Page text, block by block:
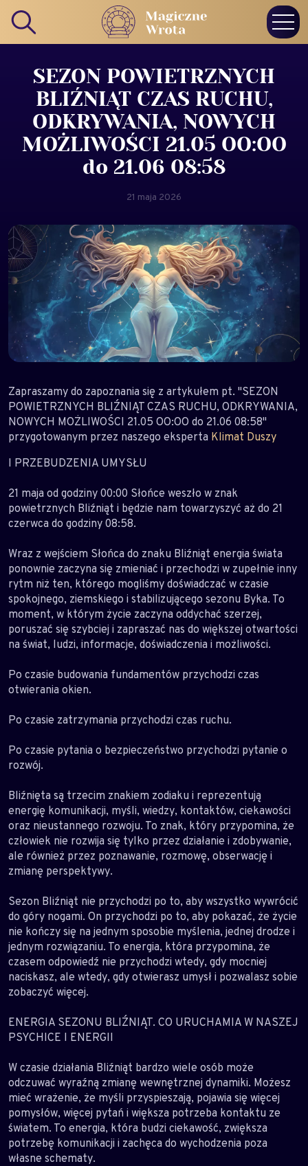
SEZON POWIETRZNYCH
BLIŹNIĄT CZAS RUCHU,
ODKRYWANIA, NOWYCH
MOŻLIWOŚCI 21.05 OO:OO
do 21.06 08:58
21 maja 2026
Zapraszamy do zapoznania się z artykułem pt. "SEZON
POWIETRZNYCH BLIŹNIĄT CZAS RUCHU, ODKRYWANIA,
NOWYCH MOŻLIWOŚCI 21.05 OO:OO do 21.06 08:58"
przygotowanym przez naszego eksperta Klimat Duszy
I PRZEBUDZENIA UMYSŁU
21 maja od godziny 00:00 Słońce weszło w znak
powietrznych Bliźniąt i będzie nam towarzyszyć aż do 21
czerwca do godziny 08:58.
Wraz z wejściem Słońca do znaku Bliźniąt energia świata
ponownie zaczyna się zmieniać i przechodzi w zupełnie inny
rytm niż ten, którego mogliśmy doświadczać w czasie
spokojnego, ziemskiego i stabilizującego sezonu Byka. To
moment, w którym życie zaczyna oddychać szerzej,
poruszać się szybciej i zapraszać nas do większej otwartości
na świat, ludzi, informacje, doświadczenia i możliwości.
Po czasie budowania fundamentów przychodzi czas
otwierania okien.
Po czasie zatrzymania przychodzi czas ruchu.
Po czasie pytania o bezpieczeństwo przychodzi pytanie o
rozwój.
Bliźnięta są trzecim znakiem zodiaku i reprezentują
energię komunikacji, myśli, wiedzy, kontaktów, ciekawości
oraz nieustannego rozwoju. To znak, który przypomina, że
człowiek nie rozwija się tylko przez działanie i zdobywanie,
ale również przez poznawanie, rozmowę, obserwację i
zmianę perspektywy.
Sezon Bliźniąt nie przychodzi po to, aby wszystko wywrócić
do góry nogami. On przychodzi po to, aby pokazać, że życie
nie kończy się na jednym sposobie myślenia, jednej drodze i
jednym rozwiązaniu. To energia, która przypomina, że
czasem odpowiedź nie przychodzi wtedy, gdy mocniej
naciskasz, ale wtedy, gdy otwierasz umysł i pozwalasz sobie
zobaczyć więcej.
ENERGIA SEZONU BLIŹNIĄT. CO URUCHAMIA W NASZEJ
PSYCHICE I ENERGII
W czasie działania Bliźniąt bardzo wiele osób może
odczuwać wyraźną zmianę wewnętrznej dynamiki. Możesz
mieć wrażenie, że myśli przyspieszają, pojawia się więcej
pomysłów, więcej pytań i większa potrzeba kontaktu ze
światem. To energia, która budzi ciekawość, zwiększa
potrzebę komunikacji i zachęca do wychodzenia poza
własne schematy.